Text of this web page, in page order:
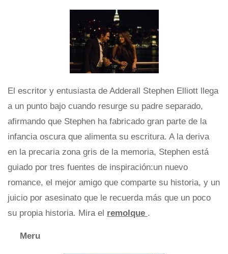
El escritor y entusiasta de Adderall Stephen Elliott llega
a un punto bajo cuando resurge su padre separado,
afirmando que Stephen ha fabricado gran parte de la
infancia oscura que alimenta su escritura. A la deriva
en la precaria zona gris de la memoria, Stephen está
guiado por tres fuentes de inspiración:un nuevo
romance, el mejor amigo que comparte su historia, y un
juicio por asesinato que le recuerda más que un poco
su propia historia. Mira el remolque .
Meru